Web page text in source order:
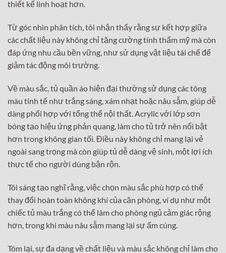
thiết kế linh hoạt hơn.
Từ góc nhìn phân tích, tôi nhận thấy rằng sự kết hợp giữa
các chất liệu này không chỉ tăng cường tính thẩm mỹ mà còn
đáp ứng nhu cầu bền vững, như sử dụng vật liệu tái chế để
giảm tác động môi trường.
Về màu sắc, tủ quần áo hiện đại thường sử dụng các tông
màu tinh tế như trắng sáng, xám nhạt hoặc nâu sẫm, giúp dễ
dàng phối hợp với tổng thể nội thất. Acrylic với lớp sơn
bóng tạo hiệu ứng phản quang, làm cho tủ trở nên nổi bật
hơn trong không gian tối. Điều này không chỉ mang lại vẻ
ngoài sang trọng mà còn giúp tủ dễ dàng vệ sinh, một lợi ích
thực tế cho người dùng bận rộn.
Tôi sáng tạo nghĩ rằng, việc chọn màu sắc phù hợp có thể
thay đổi hoàn toàn không khí của căn phòng, ví dụ như một
chiếc tủ màu trắng có thể làm cho phòng ngủ cảm giác rộng
hơn, trong khi màu nâu sẫm mang lại sự ấm cúng.
Tóm lại, sự đa dạng về chất liệu và màu sắc không chỉ làm cho